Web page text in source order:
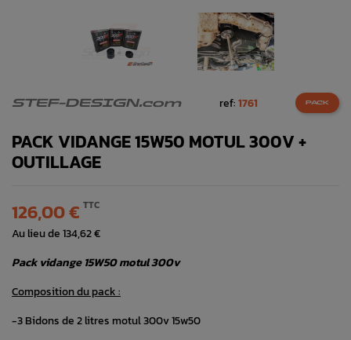
STEF-DESIGN.com ref:1761 PACK
PACK VIDANGE 15W50 MOTUL 300V +
OUTILLAGE
126,00 € TTC
Au lieu de 134,62 €
Pack vidange 15W50 motul 300v
Composition du pack :
-3 Bidons de 2 litres motul 300v 15w50